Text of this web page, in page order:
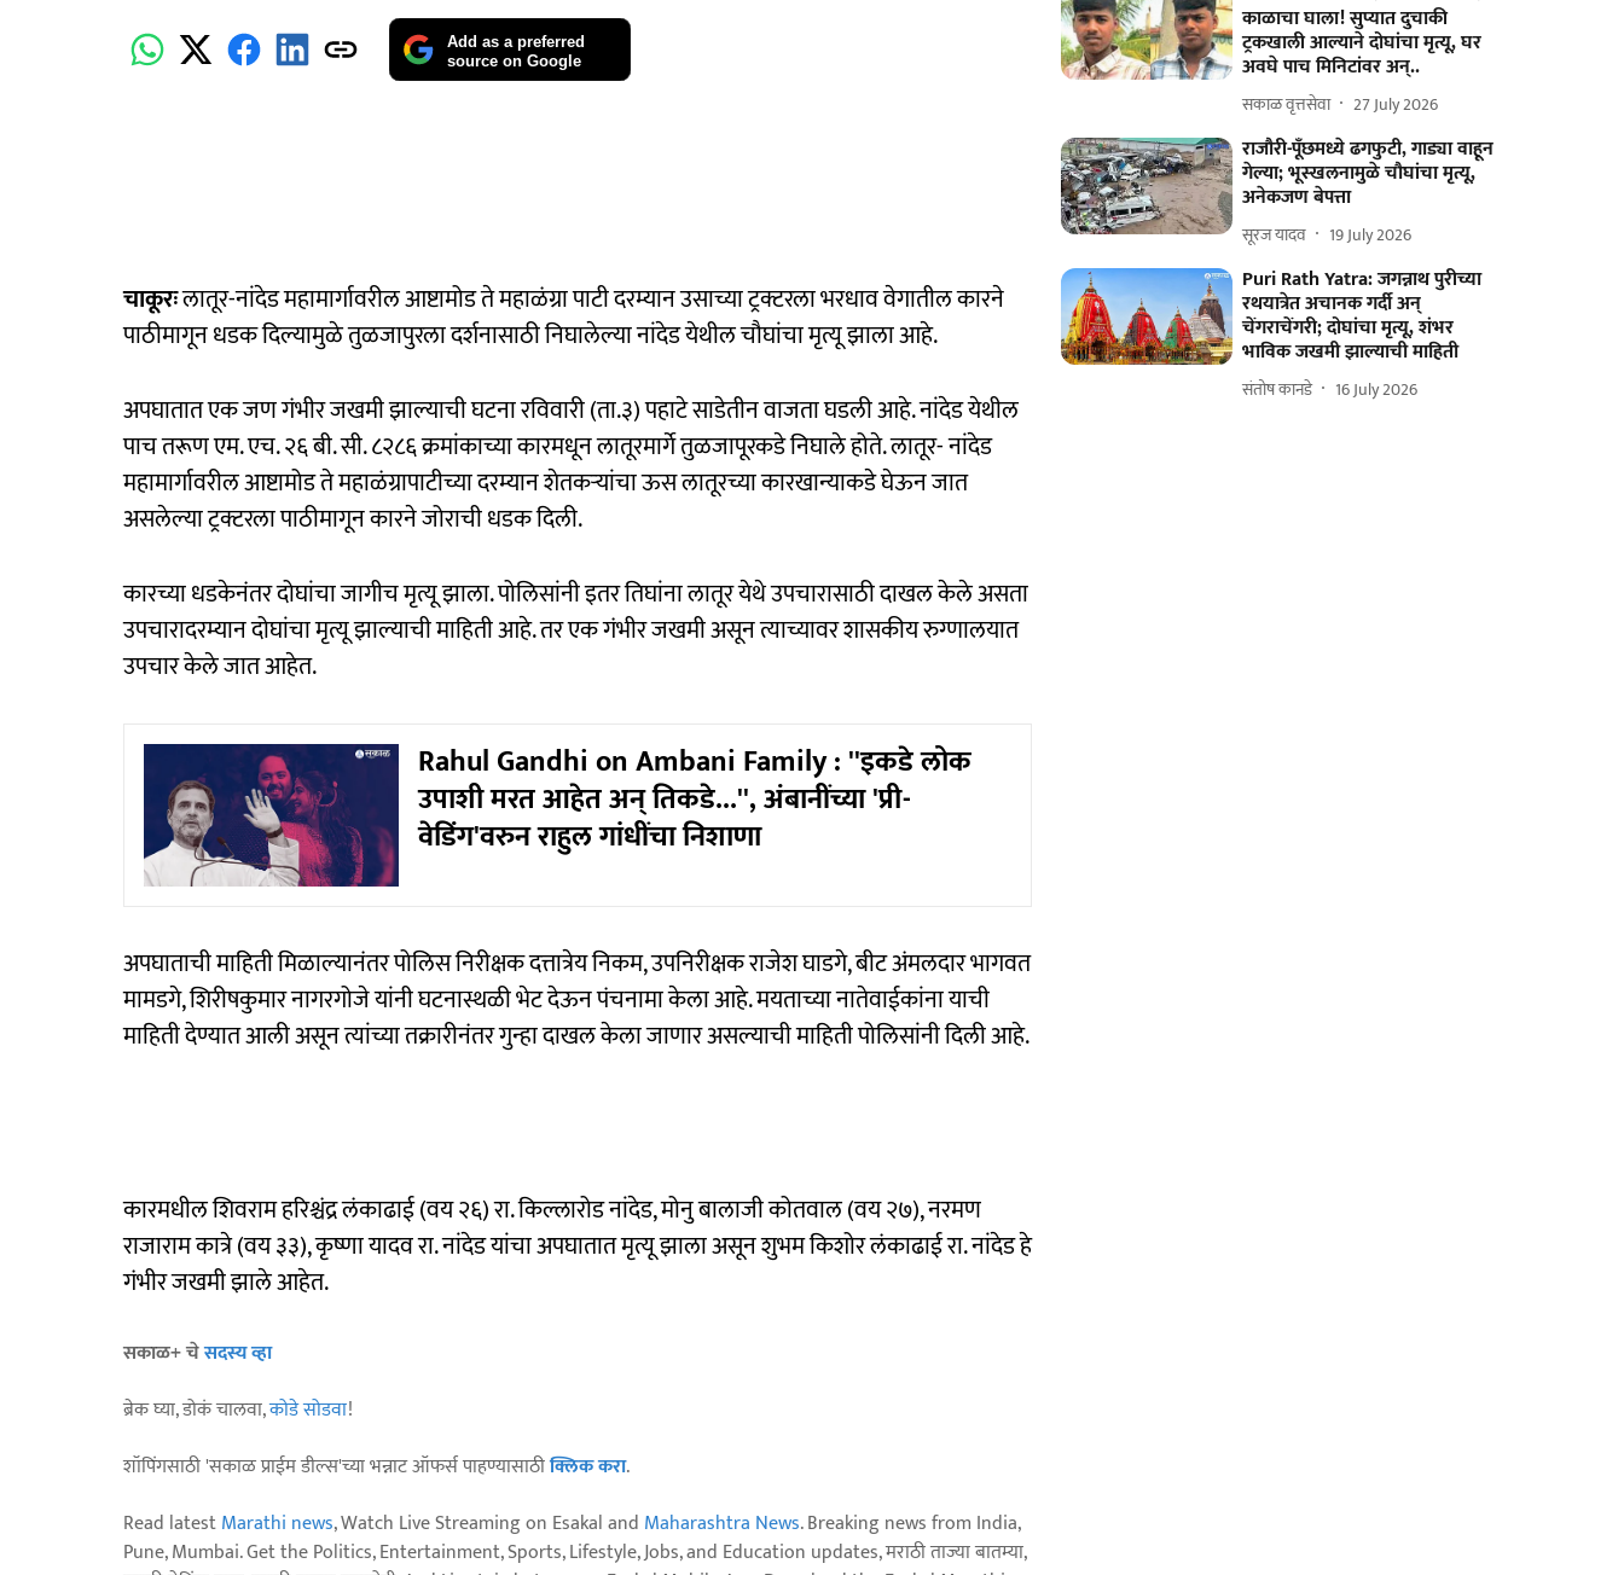
Add as a preferred
source on Google
चाकूरःलातूर-नांदेड महामार्गावरील आष्टामोड ते महाळंग्रा पाटी दरम्यान उसाच्या ट्रक्टरला भरधाव वेगातील कारने
पाठीमागून धडक दिल्यामुळे तुळजापुरला दर्शनासाठी निघालेल्या नांदेड येथील चौघांचा मृत्यू झाला आहे.
अपघातात एक जण गंभीर जखमी झाल्याची घटना रविवारी (ता.३) पहाटे साडेतीन वाजता घडली आहे. नांदेड येथील
पाच तरूण एम. एच. २६ बी. सी. ८२८६ क्रमांकाच्या कारमधून लातूरमार्गे तुळजापूरकडे निघाले होते. लातूर- नांदेड
महामार्गावरील आष्टामोड ते महाळंग्रापाटीच्या दरम्यान शेतकऱ्यांचा ऊस लातूरच्या कारखान्याकडे घेऊन जात
असलेल्या ट्रक्टरला पाठीमागून कारने जोराची धडक दिली.
कारच्या धडकेनंतर दोघांचा जागीच मृत्यू झाला. पोलिसांनी इतर तिघांना लातूर येथे उपचारासाठी दाखल केले असता
उपचारादरम्यान दोघांचा मृत्यू झाल्याची माहिती आहे. तर एक गंभीर जखमी असून त्याच्यावर शासकीय रुग्णालयात
उपचार केले जात आहेत.
Rahul Gandhi on Ambani Family : ''इकडे लोक
उपाशी मरत आहेत अन् तिकडे...'', अंबानींच्या 'प्री-
वेडिंग'वरुन राहुल गांधींचा निशाणा
अपघाताची माहिती मिळाल्यानंतर पोलिस निरीक्षक दत्तात्रेय निकम, उपनिरीक्षक राजेश घाडगे, बीट अंमलदार भागवत
मामडगे, शिरीषकुमार नागरगोजे यांनी घटनास्थळी भेट देऊन पंचनामा केला आहे. मयताच्या नातेवाईकांना याची
माहिती देण्यात आली असून त्यांच्या तक्रारीनंतर गुन्हा दाखल केला जाणार असल्याची माहिती पोलिसांनी दिली आहे.
कारमधील शिवराम हरिश्चंद्र लंकाढाई (वय २६) रा. किल्लारोड नांदेड, मोनु बालाजी कोतवाल (वय २७), नरमण
राजाराम कात्रे (वय ३३), कृष्णा यादव रा. नांदेड यांचा अपघातात मृत्यू झाला असून शुभम किशोर लंकाढाई रा. नांदेड हे
गंभीर जखमी झाले आहेत.
सकाळ+ चेसदस्य व्हा
ब्रेक घ्या, डोकं चालवा,कोडे सोडवा!
शॉपिंगसाठी 'सकाळ प्राईम डील्स'च्या भन्नाट ऑफर्स पाहण्यासाठीक्लिक करा.
Read latestMarathi news, Watch Live Streaming on Esakal and Maharashtra News. Breaking news from India,
Pune, Mumbai. Get the Politics, Entertainment, Sports, Lifestyle, Jobs, and Education updates, मराठी ताज्या बातम्या,
काळाचा घाला! सुप्यात दुचाकी
ट्रकखाली आल्याने दोघांचा मृत्यू, घर
अवघे पाच मिनिटांवर अन्..
सकाळ वृत्तसेवा 27 July 2026
राजौरी-पूँछमध्ये ढगफुटी, गाड्या वाहून
गेल्या; भूस्खलनामुळे चौघांचा मृत्यू,
अनेकजण बेपत्ता
सूरज यादव 19 July 2026
Puri Rath Yatra: जगन्नाथ पुरीच्या
रथयात्रेत अचानक गर्दी अन्
चेंगराचेंगरी; दोघांचा मृत्यू, शंभर
भाविक जखमी झाल्याची माहिती
संतोष कानडे 16 July 2026